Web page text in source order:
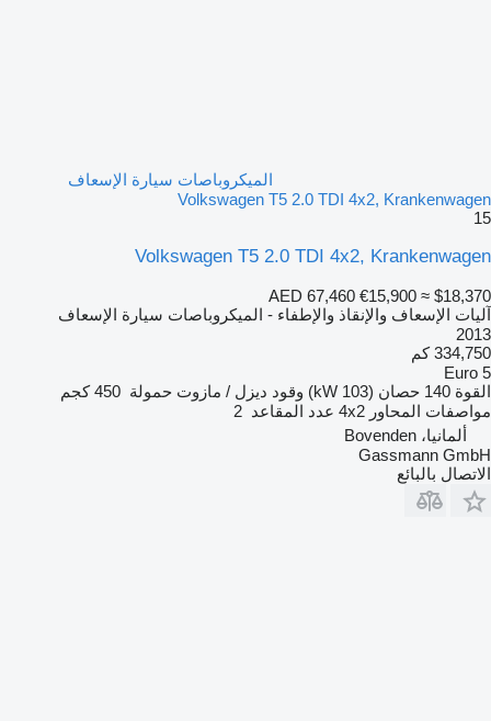
الميكروباصات سيارة الإسعاف
Volkswagen T5 2.0 TDI 4x2, Krankenwagen
15
Volkswagen T5 2.0 TDI 4x2, Krankenwagen
AED 67,460 €15,900 ≈ $18,370
آليات الإسعاف والإنقاذ والإطفاء - الميكروباصات سيارة الإسعاف
2013
334,750 كم
Euro 5
القوة 140 حصان (103 kW) وقود ديزل / مازوت حمولة 450 كجم
مواصفات المحاور 4x2 عدد المقاعد 2
ألمانيا، Bovenden
Gassmann GmbH
الاتصال بالبائع